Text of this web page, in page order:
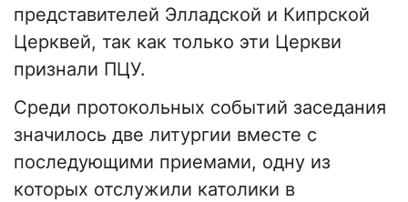
представителей Элладской и Кипрской
Церквей, так как только эти Церкви
признали ПЦУ.
Среди протокольных событий заседания
значилось две литургии вместе с
последующими приемами, одну из
которых отслужили католики в